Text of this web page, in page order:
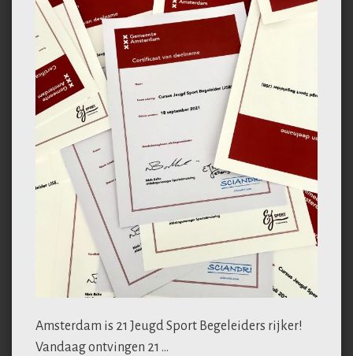
Amsterdam is 21 Jeugd Sport Begeleiders rijker!
Vandaag ontvingen 21 …